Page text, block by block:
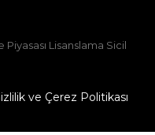
Piyasası Lisanslama Sicil
ve Çerez Politikası